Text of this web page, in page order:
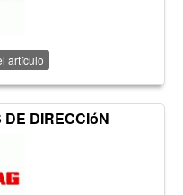
artículo
DE DIRECCIóN